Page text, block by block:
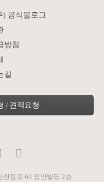
하고자 하는 의사를 확인
들의 특성, 기호에 맞추어
이트"의 서비스를 이용함
보에 대한 수집 목적은 다
상담, 서비스 진행 상황 안
스 등 고객 만족을 위한 활
) 공식블로그
방침
길
천동로 60 영인빌딩 2층